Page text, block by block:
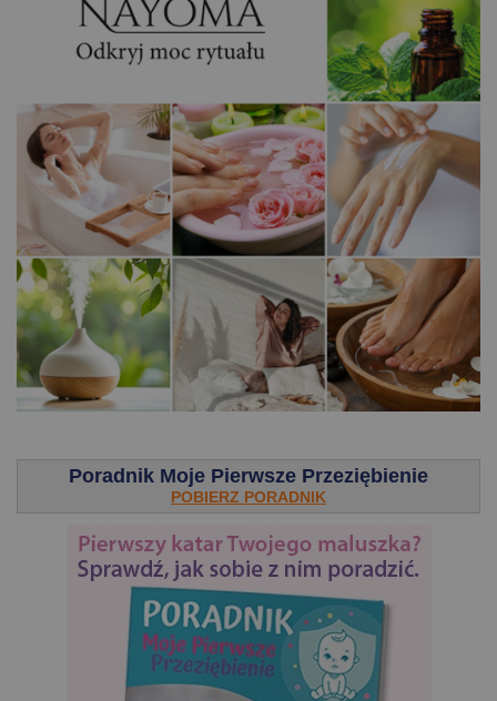
Poradnik Moje Pierwsze Przeziębienie
POBIERZ PORADNIK